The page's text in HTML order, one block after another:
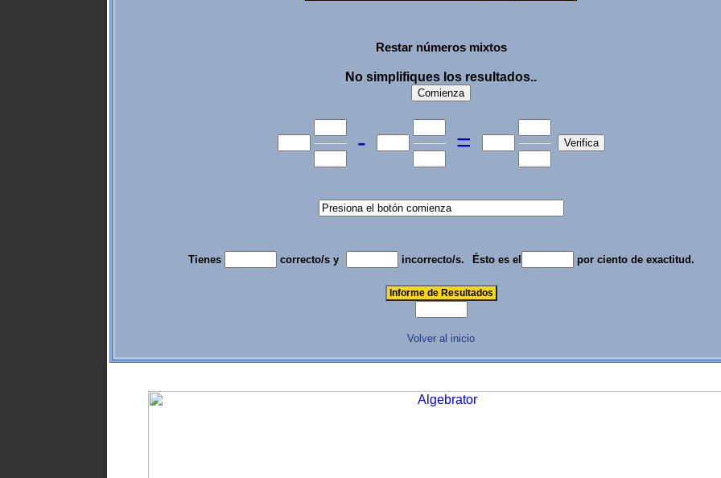
Restar números mixtos
No simplifiques los resultados..
- =
Tienes correcto/s y incorrecto/s. Ésto es el por ciento de exactitud.
Volver al inicio